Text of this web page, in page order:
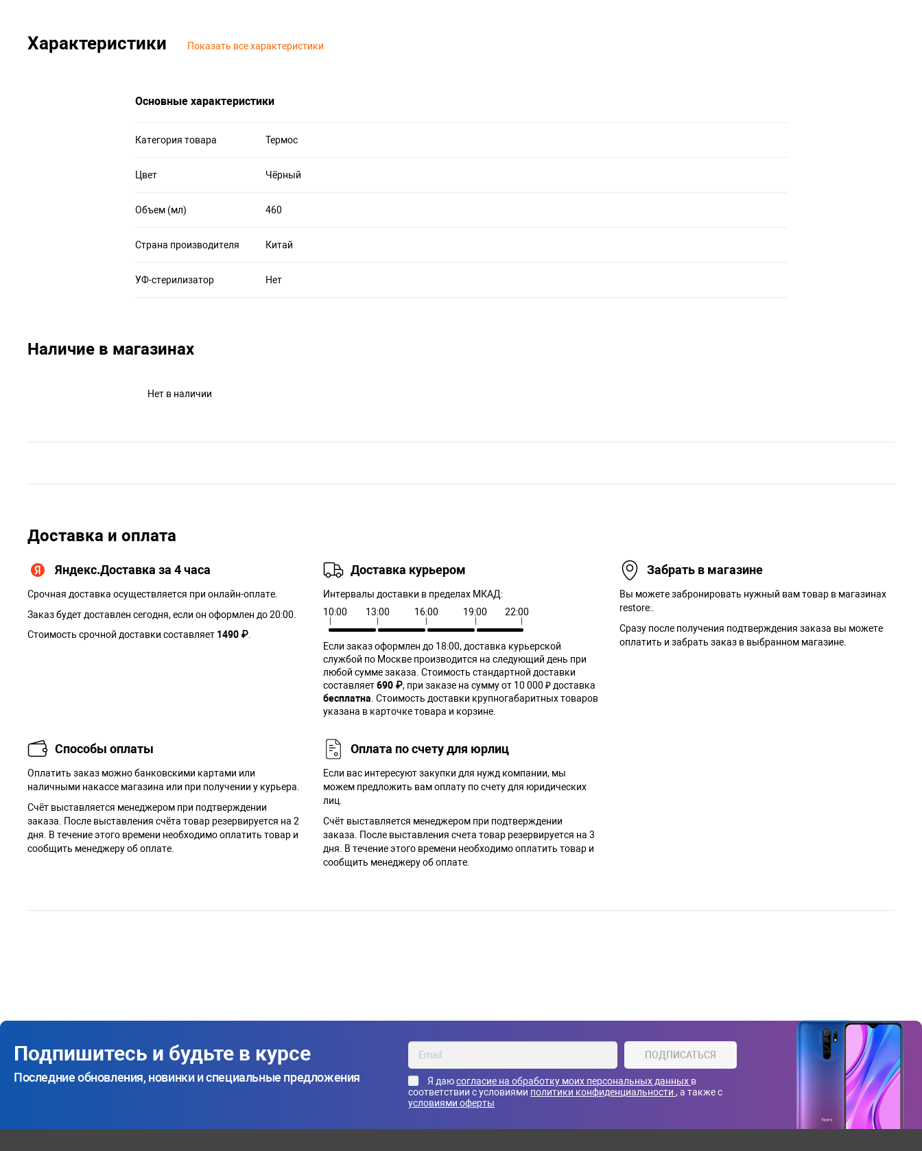
Характеристики Показать все характеристики
Основные характеристики
Категория товара Термос
Цвет Чёрный
Объем (мл) 460
Страна производителя Китай
УФ-стерилизатор Нет
Наличие в магазинах
Нет в наличии
Доставка и оплата
Яндекс.Доставка за 4 часа
Срочная доставка осуществляется при онлайн-оплате.
Заказ будет доставлен сегодня, если он оформлен до 20:00.
Стоимость срочной доставки составляет 1490 ₽
Доставка курьером
Интервалы доставки в пределах МКАД:
10:00
13:00 16:00 19:00 22:00
Если заказ оформлен до 18:00, доставка курьерской
службой по Москве производится на следующий день при
любой сумме заказа. Cтоимость стандартной доставки
составляет690 ₽, при заказе на сумму от 10 000 ₽ доставка
бесплатна . Стоимость доставки крупногабаритных товаров
указана в карточке товара и корзине.
Забрать в магазине
Вы можете забронировать нужный вам товар в магазинах
restore:.
Сразу после получения подтверждения заказа вы можете
оплатить и забрать заказ в выбранном магазине.
Способы оплаты
Оплатить заказ можно банковскими картами или
наличными накассе магазина или при получении у курьера.
Cчёт выставляется менеджером при подтверждении
заказа. После выставления счёта товар резервируется на 2
дня. В течение этого времени необходимо оплатить товар и
сообщить менеджеру об оплате.
Оплата по счету для юрлиц
Если вас интересуют закупки для нужд компании, мы
можем предложить вам оплату по счету для юридических
лиц.
Счёт выставляется менеджером при подтверждении
заказа. После выставления счета товар резервируется на 3
дня. В течение этого времени необходимо оплатить товар и
сообщить менеджеру об оплате.
Подпишитесь и будьте в курсе
Последние обновления, новинки и специальные предложения
ПОДПИСАТЬСЯ
Я даюсогласие на обработку моих персональных данных в
соответствии с условиями политики конфиденциальности , а также с
условиями оферты